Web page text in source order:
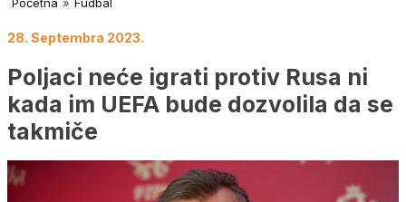
Početna » Fudbal
28. Septembra 2023.
Poljaci neće igrati protiv Rusa ni
kada im UEFA bude dozvolila da se
takmiče